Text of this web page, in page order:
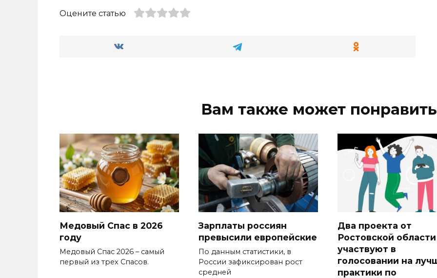
Оцените статью
Вам также может
Медовый Спас в 2026
году
Медовый Спас 2026 – самый
первый из трех Спасов.
Зарплаты россиян
превысили европейские
По данным статистики, в
России зафиксирован рост
средней
Два проекта от
Ростовской области
участвуют в
голосовании на
практики по